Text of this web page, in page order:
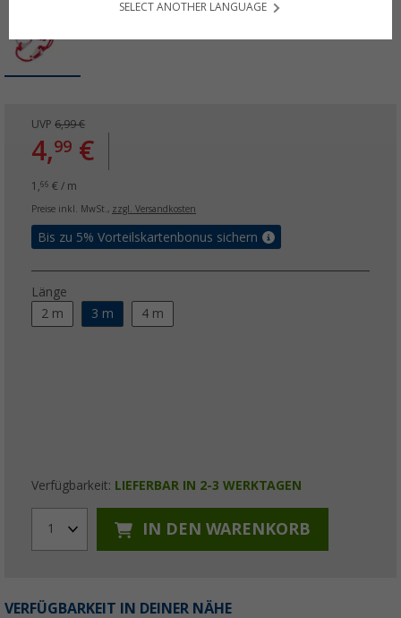
UVP 6,99 €
4,99 €
1,66 € / m
Preise inkl. MwSt., zzgl. Versandkosten
Bis zu 5% Vorteilskartenbonus sichern
Länge
2 m
3 m 4 m
Verfügbarkeit: LIEFERBAR IN 2-3 WERKTAGEN
1 IN DEN WARENKORB
VERFÜGBARKEIT IN DEINER NÄHE
SELECT ANOTHER LANGUAGE